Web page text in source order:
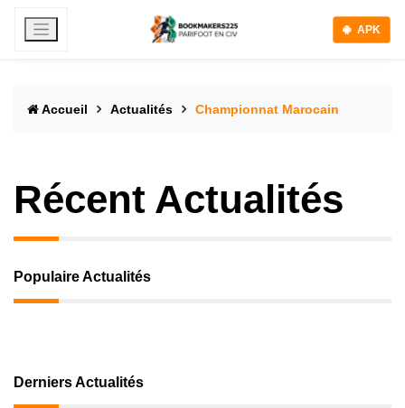
APK
Accueil Actualités Championnat Marocain
Récent Actualités
Populaire Actualités
Derniers Actualités